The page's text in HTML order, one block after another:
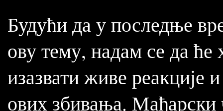
Будући да у последње
ову тему, надам се да ће
изазвати живе реакције
ових збивања. Мађарски